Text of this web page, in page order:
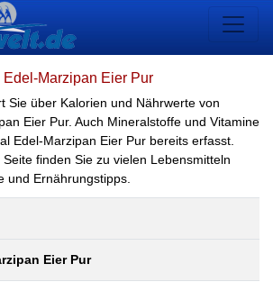
Marzipan Eier Pur
Sie über Kalorien und Nährwerte von
Eier Pur. Auch Mineralstoffe und Vitamine
Edel-Marzipan Eier Pur bereits erfasst.
finden Sie zu vielen Lebensmitteln
und Ernährungstipps.
Eier Pur